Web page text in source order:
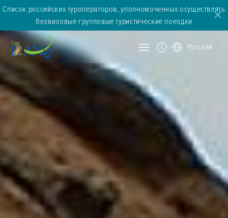
Список российских туроператоров, уполномоченных осуществлять
безвизовые групповые туристические поездки
Русский